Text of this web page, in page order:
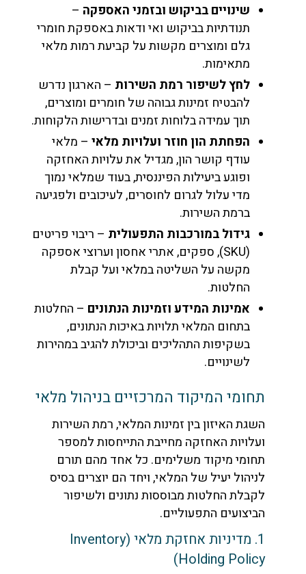
שינויים בביקוש ובזמני האספקה–
תנודתיות בביקוש ואי ודאות באספקת חומרי
גלם ומוצרים מקשות על קביעת רמות מלאי
מתאימות.
לחץ לשיפור רמת השירות– הארגון נדרש
להבטיח זמינות גבוהה של חומרים ומוצרים,
תוך עמידה בלוחות זמנים ובדרישות הלקוחות.
הפחתת הון חוזר ועלויות מלאי– מלאי
עודף קושר הון, מגדיל את עלויות האחזקה
ופוגע ביעילות הפיננסית, בעוד שמלאי נמוך
מדי עלול לגרום לחוסרים, לעיכובים ולפגיעה
ברמת השירות.
גידול במורכבות התפעולית– ריבוי פריטים
(SKU), ספקים, אתרי אחסון וערוצי אספקה
מקשה על השליטה במלאי ועל קבלת
החלטות.
אמינות המידע וזמינות הנתונים– החלטות
בתחום המלאי תלויות באיכות הנתונים,
בשקיפות התהליכים וביכולת להגיב במהירות
לשינויים.
תחומי המיקוד המרכזיים בניהול מלאי
השגת האיזון בין זמינות המלאי, רמת השירות
ועלויות האחזקה מחייבת התייחסות למספר
תחומי מיקוד משלימים. כל אחד מהם תורם
לניהול יעיל של המלאי, ויחד הם יוצרים בסיס
לקבלת החלטות מבוססות נתונים ולשיפור
הביצועים התפעוליים.
1. מדיניות אחזקת מלאי (Inventory
Holding Policy)